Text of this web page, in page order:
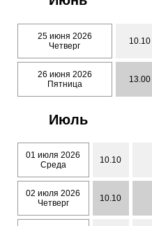
25 июня 2026
Четверг
10.10
26 июня 2026
Пятница
13.00
Июль
01 июля 2026
Среда
10.10
02 июля 2026
Четверг
10.10